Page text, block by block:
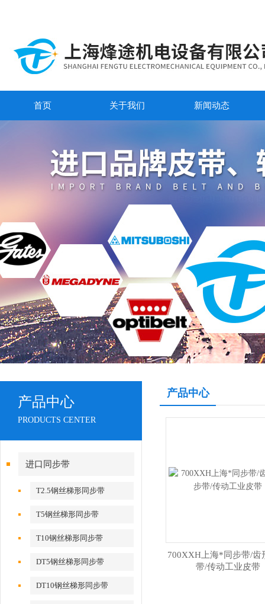
首页 关于我们 新闻动态
产品中心
PRODUCTS CENTER
进口同步带
T2.5钢丝梯形同步带
T5钢丝梯形同步带
T10钢丝梯形同步带
DT5钢丝梯形同步带
DT10钢丝梯形同步带
产品中心
700XXH上海*同步带/齿
带/传动工业皮带